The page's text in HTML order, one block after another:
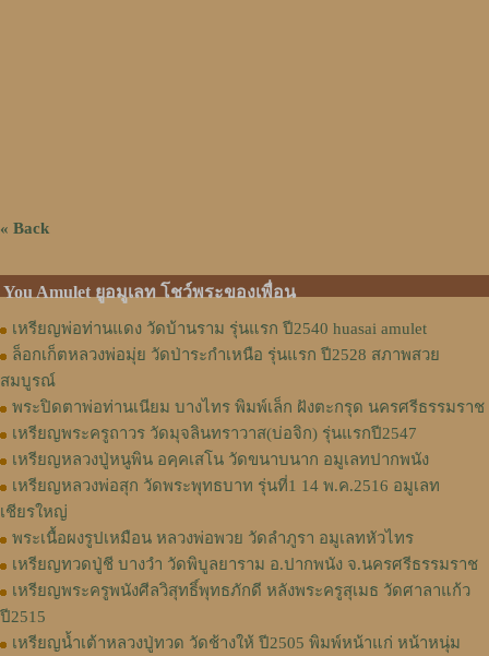
« Back
You Amulet ยูอมูเลท โชว์พระของเพื่อน
เหรียญพ่อท่านแดง วัดบ้านราม รุ่นแรก ปี2540 huasai amulet
ล็อกเก็ตหลวงพ่อมุ่ย วัดป่าระกำเหนือ รุ่นแรก ปี2528 สภาพสวย
สมบูรณ์
พระปิดตาพ่อท่านเนียม บางไทร พิมพ์เล็ก ฝังตะกรุด นครศรีธรรมราช
เหรียญพระครูถาวร วัดมุจลินทราวาส(บ่อจิก) รุ่นแรกปี2547
เหรียญหลวงปู่หนูพิน อคฺคเสโน วัดขนาบนาก อมูเลทปากพนัง
เหรียญหลวงพ่อสุก วัดพระพุทธบาท รุ่นที่1 14 พ.ค.2516 อมูเลท
เชียรใหญ่
พระเนื้อผงรูปเหมือน หลวงพ่อพวย วัดลำภูรา อมูเลทหัวไทร
เหรียญทวดปู่ชี บางวำ วัดพิบูลยาราม อ.ปากพนัง จ.นครศรีธรรมราช
เหรียญพระครูพนังศีลวิสุทธิ์พุทธภักดี หลังพระครูสุเมธ วัดศาลาแก้ว
ปี2515
เหรียญน้ำเต้าหลวงปู่ทวด วัดช้างให้ ปี2505 พิมพ์หน้าแก่ หน้าหนุ่ม